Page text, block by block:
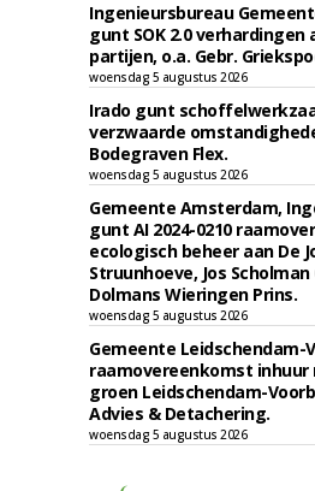
Ingenieursbureau
gunt SOK 2.0 verhardingen
partijen, o.a. Gebr.
woensdag 5 augustus 2026
Irado gunt
verzwaarde
Bodegraven Flex.
woensdag 5 augustus 2026
Gemeente Amsterdam,
gunt AI 2024-0210
ecologisch beheer aan De
Struunhoeve, Jos Scholman
Dolmans Wieringen Prins.
woensdag 5 augustus 2026
Gemeente Leidschendam-
raamovereenkomst inhuur
groen Leidschendam-
Advies & Detachering.
woensdag 5 augustus 2026